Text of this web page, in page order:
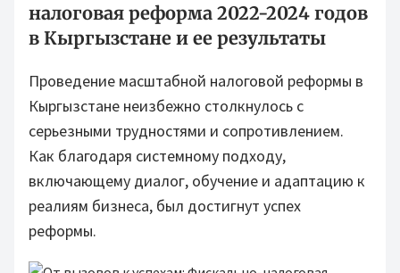
налоговая реформа 2022-2024 годов
в Кыргызстане и ее результаты
Проведение масштабной налоговой реформы в
Кыргызстане неизбежно столкнулось с
серьезными трудностями и сопротивлением.
Как благодаря системному подходу,
включающему диалог, обучение и адаптацию к
реалиям бизнеса, был достигнут успех
реформы.